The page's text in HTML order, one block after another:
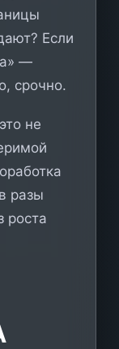
Если
—
срочно.
не
разы
роста